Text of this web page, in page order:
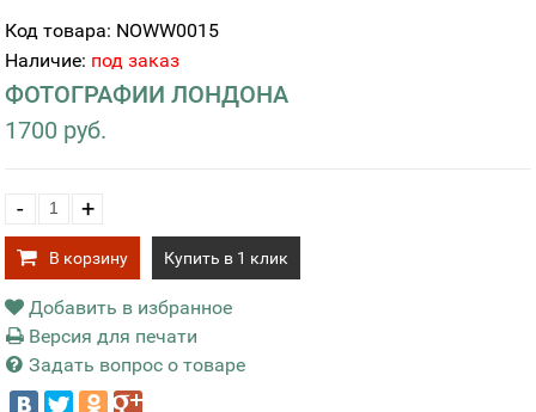
Код товара: NOWW0015
Наличие: под заказ
ФОТОГРАФИИ ЛОНДОНА
1700 руб.
- +
В корзину Купить в 1 клик
Добавить в избранное
Версия для печати
Задать вопрос о товаре